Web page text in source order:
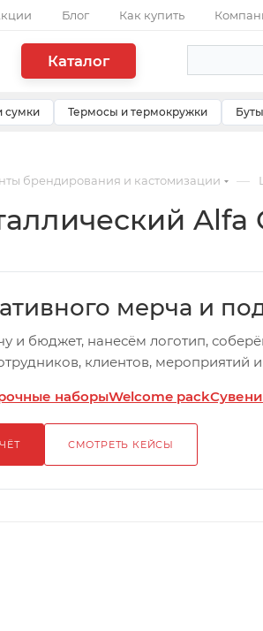
Блог Как купить
Каталог
сумки Термосы и термокружки
брендирования и кастомизации —
Alfa
мерча и
и бюджет, нанесём логотип,
клиентов, мероприятий
наборыWelcome pack
СМОТРЕТЬ КЕЙСЫ